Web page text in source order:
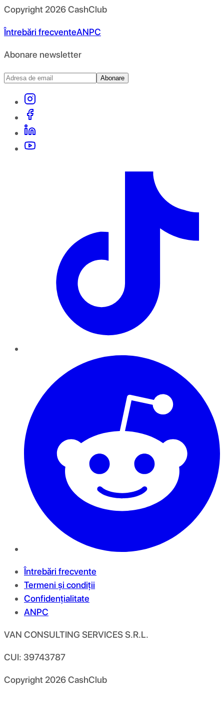
Copyright 2026CashClub
Întrebări frecventeANPC
Abonare newsletter
Abonare
Întrebări frecvente
Termeni și condiții
Confidențialitate
ANPC
VAN CONSULTING SERVICES S.R.L.
CUI: 39743787
Copyright 2026CashClub